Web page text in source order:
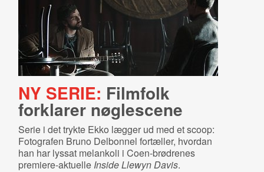
NY SERIE: Filmfolk
forklarer nøglescene
Serie i det trykte Ekko lægger ud med et scoop:
Fotografen Bruno Delbonnel fortæller, hvordan
han har lyssat melankoli i Coen-brødrenes
premiere-aktuelle Inside Llewyn Davis.